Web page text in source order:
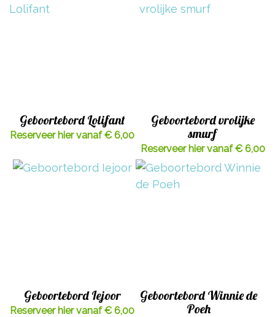
Geboortebord Lolifant
Reserveer hier vanaf € 6,00
Geboortebord vrolijke
smurf
Reserveer hier vanaf € 6,00
Geboortebord Iejoor
Reserveer hier vanaf € 6,00
Geboortebord Winnie de
Poeh